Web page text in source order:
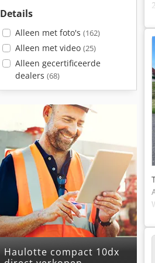
Details
Alleen met foto's (162)
Alleen met video (25)
Alleen gecertificeerde
dealers (68)
haulotte compact 10dx